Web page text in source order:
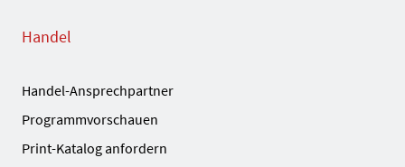
Handel
Handel-Ansprechpartner
Programmvorschauen
Print-Katalog anfordern